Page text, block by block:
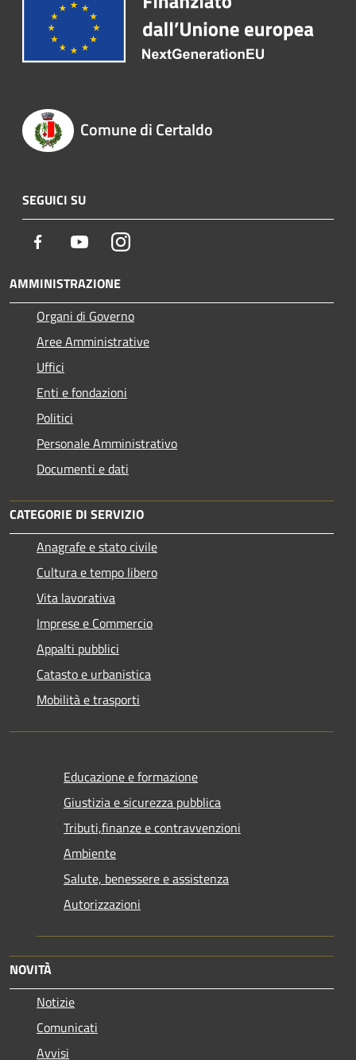
Comune di Certaldo
SEGUICI SU
Facebook YoutubeInstagram
AMMINISTRAZIONE
Organi di Governo
Aree Amministrative
Uffici
Enti e fondazioni
Politici
Personale Amministrativo
Documenti e dati
CATEGORIE DI SERVIZIO
Anagrafe e stato civile
Cultura e tempo libero
Vita lavorativa
Imprese e Commercio
Appalti pubblici
Catasto e urbanistica
Mobilità e trasporti
Educazione e formazione
Giustizia e sicurezza pubblica
Tributi,finanze e contravvenzioni
Ambiente
Salute, benessere e assistenza
Autorizzazioni
NOVITÀ
Notizie
Comunicati
Avvisi